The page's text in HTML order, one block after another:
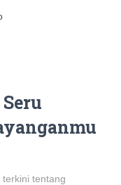
tentang